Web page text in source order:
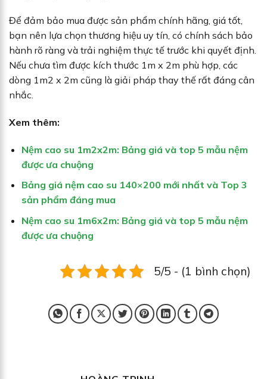
Để đảm bảo mua được sản phẩm chính hãng, giá tốt,
bạn nên lựa chọn thương hiệu uy tín, có chính sách bảo
hành rõ ràng và trải nghiệm thực tế trước khi quyết định.
Nếu chưa tìm được kích thước 1m x 2m phù hợp, các
dòng 1m2 x 2m cũng là giải pháp thay thế rất đáng cân
nhắc.
Xem thêm:
Nệm cao su 1m2x2m: Bảng giá và top 5 mẫu nệm
được ưa chuộng
Bảng giá nệm cao su 140×200 mới nhất và Top 3
sản phẩm đáng mua
Nệm cao su 1m6x2m: Bảng giá và top 5 mẫu nệm
được ưa chuộng
5/5 - (1 bình chọn)